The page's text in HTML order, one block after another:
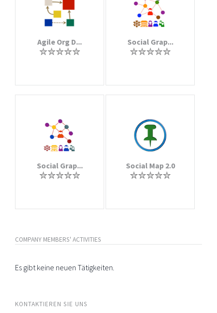
Agile Org D... Social Grap...
Social Grap... Social Map 2.0
COMPANY MEMBERS' ACTIVITIES
Es gibt keine neuen Tätigkeiten.
KONTAKTIEREN SIE UNS